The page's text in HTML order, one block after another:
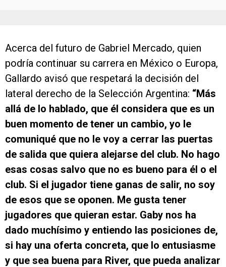
Acerca del futuro de Gabriel Mercado, quien
podría continuar su carrera en México o Europa,
Gallardo avisó que respetará la decisión del
lateral derecho de la Selección Argentina: “Más
allá de lo hablado, que él considera que es un
buen momento de tener un cambio, yo le
comuniqué que no le voy a cerrar las puertas
de salida que quiera alejarse del club. No hago
esas cosas salvo que no es bueno para él o el
club. Si el jugador tiene ganas de salir, no soy
de esos que se oponen. Me gusta tener
jugadores que quieran estar. Gaby nos ha
dado muchísimo y entiendo las posiciones de,
si hay una oferta concreta, que lo entusiasme
y que sea buena para River, que pueda analizar